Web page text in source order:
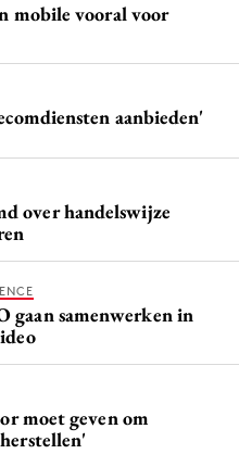
mobile vooral voor
aanbieden'
over handelswijze
gaan samenwerken in
moet geven om